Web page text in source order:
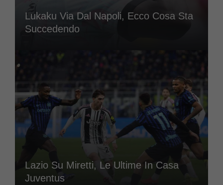
Lukaku Via Dal Napoli, Ecco Cosa Sta
Succedendo
Lazio Su Miretti, Le Ultime In Casa
Juventus